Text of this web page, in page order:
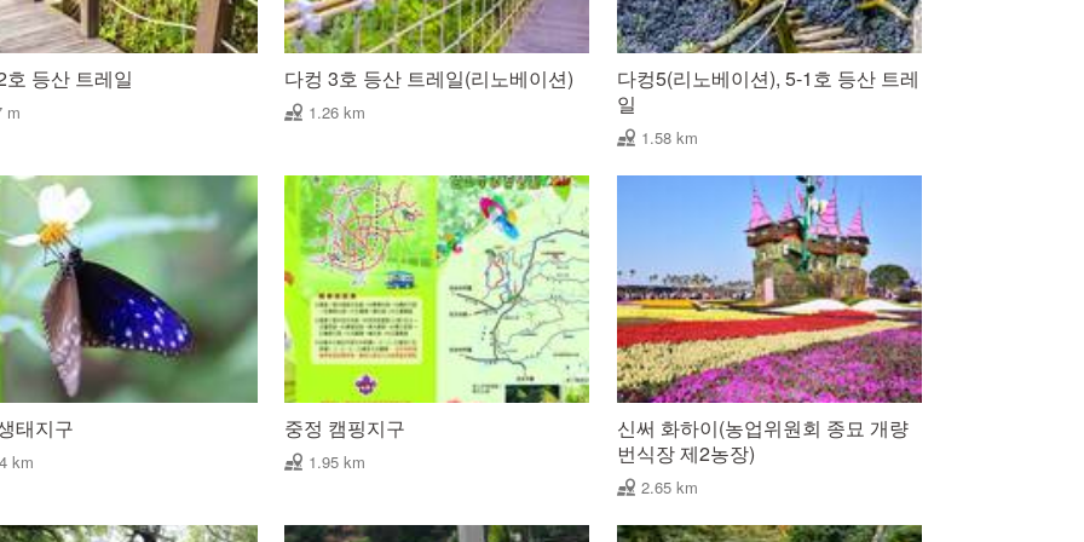
호 등산 트레일
m
다컹 3호 등산 트레일(리노베이션)
1.26 km
다컹5(리노베이션), 5-1호 등산 트레
일
1.58 km
태지구
km
중정 캠핑지구
1.95 km
신써 화하이(농업위원회 종묘 개량
번식장 제2농장)
2.65 km